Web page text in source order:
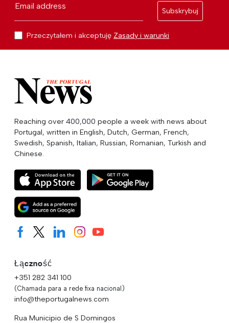
Email address
Subskrybuj
Przeczytałem i akceptuję Zasady i warunki
Reaching over 400,000 people a week with news about
Portugal, written in English, Dutch, German, French,
Swedish, Spanish, Italian, Russian, Romanian, Turkish and
Chinese.
Łączność
+351 282 341 100
(Chamada para a rede fixa nacional)
info@theportugalnews.com
Rua Municipio de S Domingos